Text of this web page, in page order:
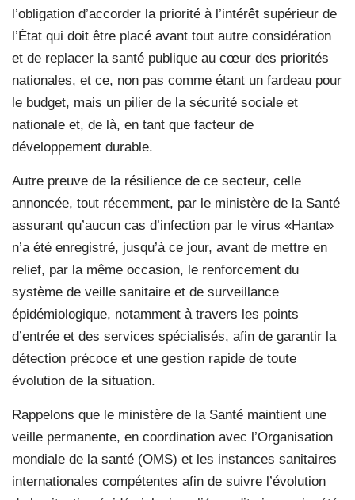
l’obligation d’accorder la priorité à l’intérêt supérieur de
l’État qui doit être placé avant tout autre considération
et de replacer la santé publique au cœur des priorités
nationales, et ce, non pas comme étant un fardeau pour
le budget, mais un pilier de la sécurité sociale et
nationale et, de là, en tant que facteur de
développement durable.
Autre preuve de la résilience de ce secteur, celle
annoncée, tout récemment, par le ministère de la Santé
assurant qu’aucun cas d’infection par le virus «Hanta»
n’a été enregistré, jusqu’à ce jour, avant de mettre en
relief, par la même occasion, le renforcement du
système de veille sanitaire et de surveillance
épidémiologique, notamment à travers les points
d’entrée et des services spécialisés, afin de garantir la
détection précoce et une gestion rapide de toute
évolution de la situation.
Rappelons que le ministère de la Santé maintient une
veille permanente, en coordination avec l’Organisation
mondiale de la santé (OMS) et les instances sanitaires
internationales compétentes afin de suivre l’évolution